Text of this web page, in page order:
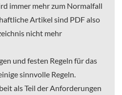
immer mehr zum Normalfall
Artikel sind PDF also
nicht mehr
und festen Regeln für das
sinnvolle Regeln.
als Teil der Anforderungen